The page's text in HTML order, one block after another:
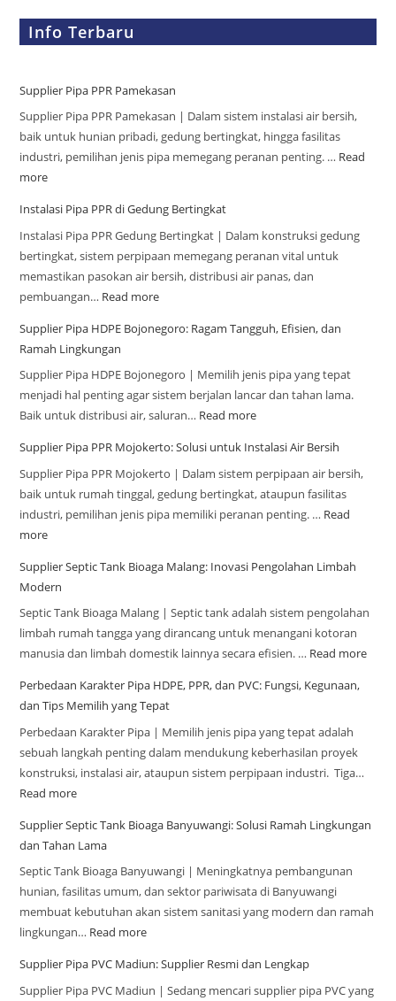
Info Terbaru
Supplier Pipa PPR Pamekasan
Supplier Pipa PPR Pamekasan | Dalam sistem instalasi air bersih,
baik untuk hunian pribadi, gedung bertingkat, hingga fasilitas
industri, pemilihan jenis pipa memegang peranan penting. … Read
more
Instalasi Pipa PPR di Gedung Bertingkat
Instalasi Pipa PPR Gedung Bertingkat | Dalam konstruksi gedung
bertingkat, sistem perpipaan memegang peranan vital untuk
memastikan pasokan air bersih, distribusi air panas, dan
pembuangan… Read more
Supplier Pipa HDPE Bojonegoro: Ragam Tangguh, Efisien, dan
Ramah Lingkungan
Supplier Pipa HDPE Bojonegoro | Memilih jenis pipa yang tepat
menjadi hal penting agar sistem berjalan lancar dan tahan lama.
Baik untuk distribusi air, saluran… Read more
Supplier Pipa PPR Mojokerto: Solusi untuk Instalasi Air Bersih
Supplier Pipa PPR Mojokerto | Dalam sistem perpipaan air bersih,
baik untuk rumah tinggal, gedung bertingkat, ataupun fasilitas
industri, pemilihan jenis pipa memiliki peranan penting. … Read
more
Supplier Septic Tank Bioaga Malang: Inovasi Pengolahan Limbah
Modern
Septic Tank Bioaga Malang | Septic tank adalah sistem pengolahan
limbah rumah tangga yang dirancang untuk menangani kotoran
manusia dan limbah domestik lainnya secara efisien. … Read more
Perbedaan Karakter Pipa HDPE, PPR, dan PVC: Fungsi, Kegunaan,
dan Tips Memilih yang Tepat
Perbedaan Karakter Pipa | Memilih jenis pipa yang tepat adalah
sebuah langkah penting dalam mendukung keberhasilan proyek
konstruksi, instalasi air, ataupun sistem perpipaan industri. Tiga…
Read more
Supplier Septic Tank Bioaga Banyuwangi: Solusi Ramah Lingkungan
dan Tahan Lama
Septic Tank Bioaga Banyuwangi | Meningkatnya pembangunan
hunian, fasilitas umum, dan sektor pariwisata di Banyuwangi
membuat kebutuhan akan sistem sanitasi yang modern dan ramah
lingkungan… Read more
Supplier Pipa PVC Madiun: Supplier Resmi dan Lengkap
Supplier Pipa PVC Madiun | Sedang mencari supplier pipa PVC yang